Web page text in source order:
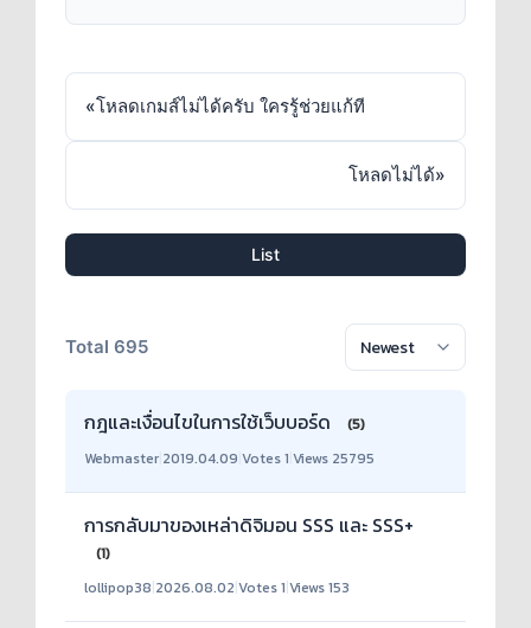
«โหลดเกมส์ไม่ได้ครับ ใครรู้ช่วยแก้ที
โหลดไม่ได้»
List
Total 695
กฎและเงื่อนไขในการใช้เว็บบอร์ด
(5)
Webmaster 2019.04.09 Votes 1 Views 25795
การกลับมาของเหล่าดิจิมอน SSS และ SSS+
(1)
lollipop38 2026.08.02 Votes 1 Views 153